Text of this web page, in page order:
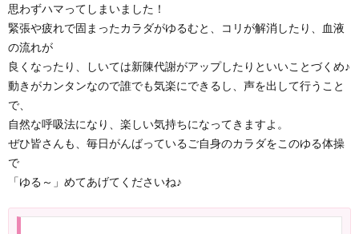
思わずハマってしまいました！
緊張や疲れで固まったカラダがゆるむと、コリが解消したり、血液
の流れが
良くなったり、しいては新陳代謝がアップしたりといいことづくめ♪
動きがカンタンなので誰でも気楽にできるし、声を出して行うこと
で、
自然な呼吸法になり、楽しい気持ちになってきますよ。
ぜひ皆さんも、毎日がんばっているご自身のカラダをこのゆる体操
で
「ゆる～」めてあげてくださいね♪